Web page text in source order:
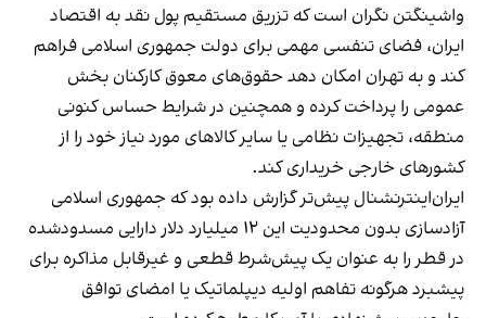
واشینگتن نگران است که تزریق مستقیم پول نقد به اقتصاد
ایران، فضای تنفسی مهمی برای دولت جمهوری اسلامی فراهم
کند و به تهران امکان دهد حقوق‌های معوق کارکنان بخش
عمومی را پرداخت کرده و همچنین در شرایط حساس کنونی
منطقه، تجهیزات نظامی یا سایر کالاهای مورد نیاز خود را از
کشورهای خارجی خریداری کند.
ایران‌اینترنشنال پیش‌تر گزارش داده بود که جمهوری اسلامی
آزادسازی بدون محدودیت این ۱۲ میلیارد دلار دارایی مسدودشده
در قطر را به عنوان یک پیش‌شرط قطعی و غیرقابل مذاکره برای
پیشبرد هرگونه تفاهم اولیه دیپلماتیک یا امضای توافق